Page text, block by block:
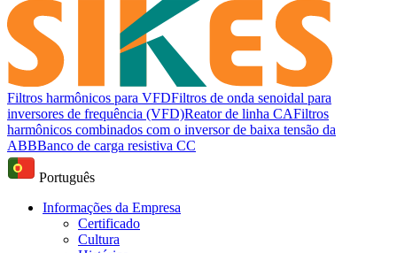
Filtros harmônicos para VFDFiltros de onda senoidal para
inversores de frequência (VFD)Reator de linha CAFiltros
harmônicos combinados com o inversor de baixa tensão da
ABBBanco de carga resistiva CC
Português
Informações da Empresa
Certificado
Cultura